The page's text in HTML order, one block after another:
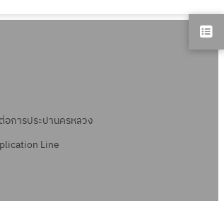
อการประปานครหลวง
Line